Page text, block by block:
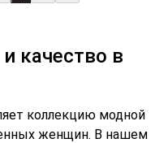
качество в
коллекцию модной
женщин. В нашем